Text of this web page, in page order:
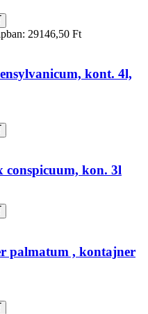
29146,50 Ft
kont. 4l,
conspicuum, kon. 3l
palmatum , kontajner